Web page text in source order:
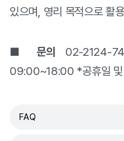
있으며, 영리 목적으로 활
■ 문의 02-2124-
09:00~18:00 *공휴일
FAQ